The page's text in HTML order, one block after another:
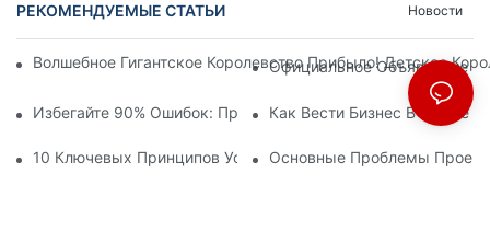
РЕКОМЕНДУЕМЫЕ СТАТЬИ Новости
Волшебное Гигантское Королевство Прибыло! Детское
Официальное Объявление |
Избегайте 90% Ошибок: При Инвестировании В
Как Вести Бизнес В Сфере
10 Ключевых Принципов Успешного Проектирования
Основные Проблемы